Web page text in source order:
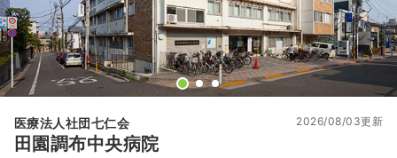
医療法人社団七仁会
田園調布中央病院
2026/08/03更新